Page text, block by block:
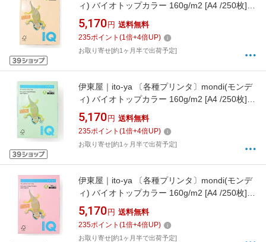
ィ) バイオトップカラー 160g/m2 [A4 /250枚]
サーモン BT815[BT815]
5,170 円 送料無料
235ポイント (1倍+4倍UP)
お取り寄せ[約1ヶ月半で出荷予定]
伊東屋｜ito-ya 〔各種プリンタ〕mondi(モンデ
ィ) バイオトップカラー 160g/m2 [A4 /250枚]
ミディアムグリーン BT806[BT806]
5,170 円 送料無料
235ポイント (1倍+4倍UP)
お取り寄せ[約1ヶ月半で出荷予定]
伊東屋｜ito-ya 〔各種プリンタ〕mondi(モンデ
ィ) バイオトップカラー 160g/m2 [A4 /250枚]
ピンク BT804[BT804]
5,170 円 送料無料
235ポイント (1倍+4倍UP)
お取り寄せ[約1ヶ月半で出荷予定]